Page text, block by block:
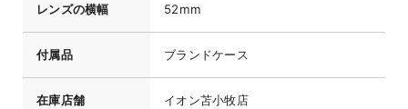
レンズの横幅 52mm
付属品 ブランドケース
在庫店舗 イオン苫小牧店